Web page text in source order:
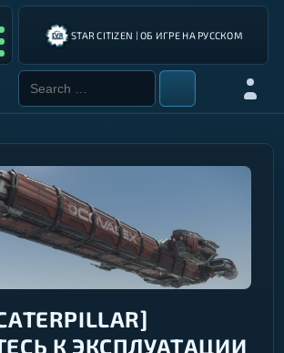
STAR CITIZEN | ОБ ИГРЕ НА РУССКОМ
Search for:
Войти
ГИД
К ЭКСПЛУАТАЦИИ